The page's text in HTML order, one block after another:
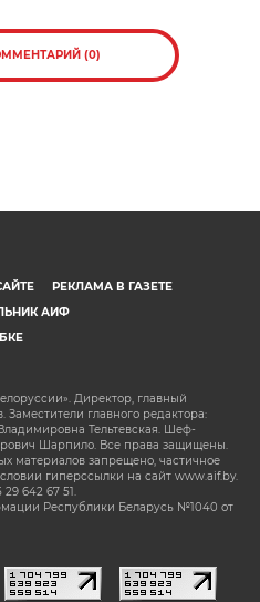
(0)
РЕКЛАМА В ГАЗЕТЕ
АИФ
Директор, главный
Заместители главного редактора:
Тельтевская. Шеф-
Шарпило. Все права защищены.
материалов запрещено, частичное
гиперссылки на сайт www.aif.by.
642 67 51.
Республики Беларусь №1040 от